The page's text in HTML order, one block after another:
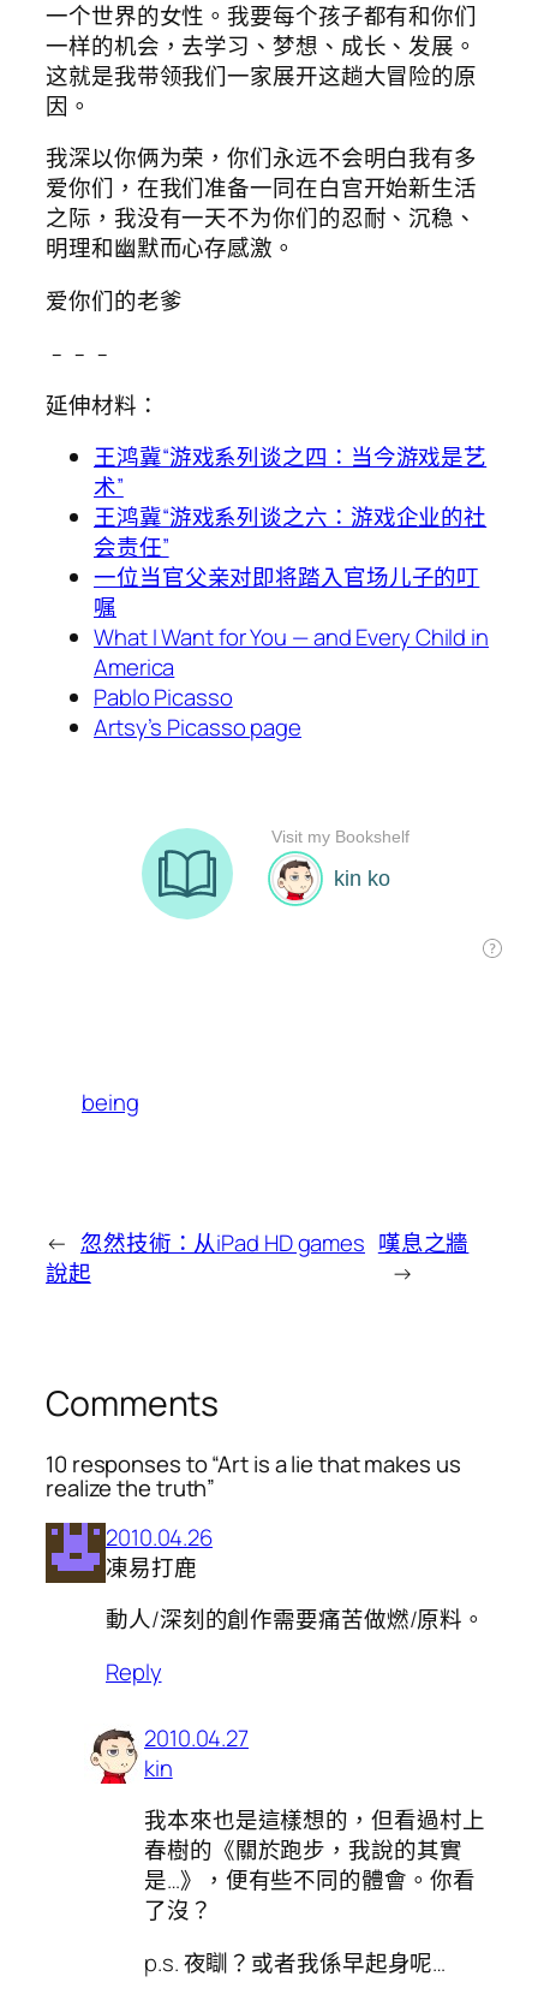
一个世界的女性。我要每个孩子都有和你们
一样的机会，去学习、梦想、成长、发展。
这就是我带领我们一家展开这趟大冒险的原
因。
我深以你俩为荣，你们永远不会明白我有多
爱你们，在我们准备一同在白宫开始新生活
之际，我没有一天不为你们的忍耐、沉稳、
明理和幽默而心存感激。
爱你们的老爹
﹣﹣﹣
延伸材料：
王鸿冀“游戏系列谈之四：当今游戏是艺
术”
王鸿冀“游戏系列谈之六：游戏企业的社
会责任”
一位当官父亲对即将踏入官场儿子的叮
嘱
What I Want for You — and Every Child in
America
Pablo Picasso
Artsy’s Picasso page
being
← 忽然技術：从iPad HD games
說起
嘆息之牆
→
Comments
10 responses to “Art is a lie that makes us
realize the truth”
2010.04.26
凍易打鹿
動人/深刻的創作需要痛苦做燃/原料。
Reply
2010.04.27
kin
我本來也是這樣想的，但看過村上
春樹的《關於跑步，我說的其實
是…》，便有些不同的體會。你看
了沒？
p.s. 夜瞓？或者我係早起身呢…